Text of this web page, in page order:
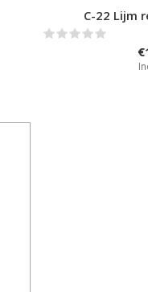
C-22 Lijm